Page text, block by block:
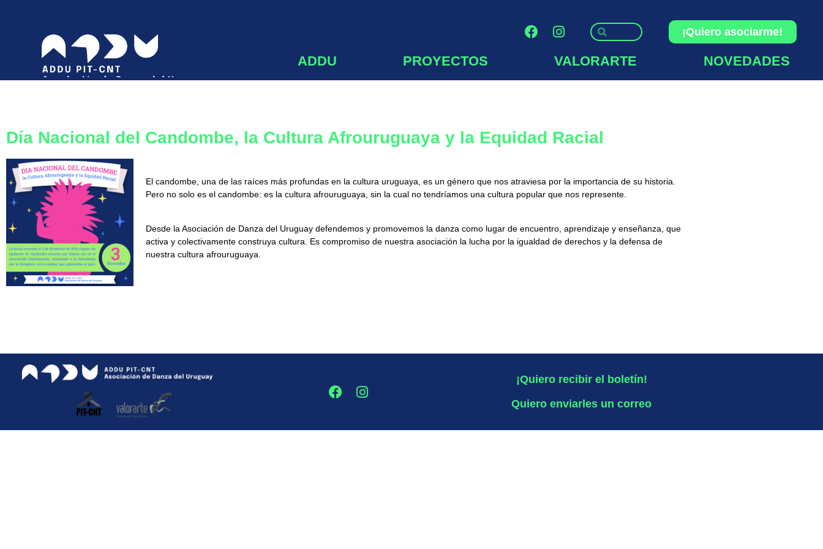
¡Quiero asociarme!
ADDU PROYECTOS VALORARTE NOVEDADES
Día Nacional del Candombe, la Cultura Afrouruguaya y la Equidad Racial
El candombe, una de las raíces más profundas en la cultura uruguaya, es un género que nos atraviesa por la importancia de su historia.
Pero no solo es el candombe: es la cultura afrouruguaya, sin la cual no tendríamos una cultura popular que nos represente.
Desde la Asociación de Danza del Uruguay defendemos y promovemos la danza como lugar de encuentro, aprendizaje y enseñanza, que
activa y colectivamente construya cultura. Es compromiso de nuestra asociación la lucha por la igualdad de derechos y la defensa de
nuestra cultura afrouruguaya.
¡Quiero recibir el boletín!
Quiero enviarles un correo